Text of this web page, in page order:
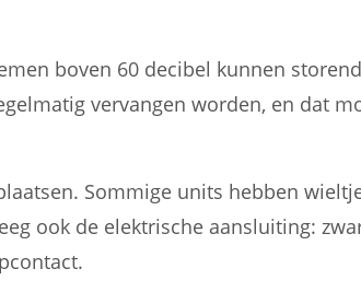
boven 60 decibel kunnen
vervangen worden, en dat
Sommige units hebben
ook de elektrische aansluiting: